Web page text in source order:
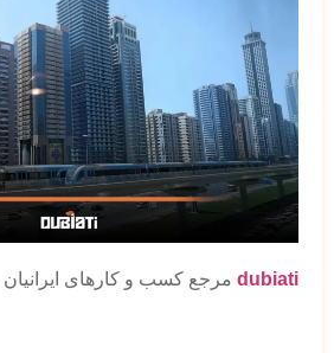
dubiati مرجع کسب و کارهای